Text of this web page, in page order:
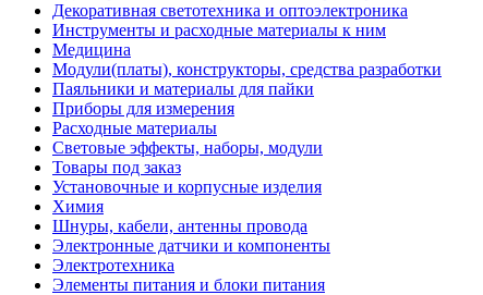
Декоративная светотехника и оптоэлектроника
Инструменты и расходные материалы к ним
Медицина
Модули(платы), конструкторы, средства разработки
Паяльники и материалы для пайки
Приборы для измерения
Расходные материалы
Световые эффекты, наборы, модули
Товары под заказ
Установочные и корпусные изделия
Химия
Шнуры, кабели, антенны провода
Электронные датчики и компоненты
Электротехника
Элементы питания и блоки питания